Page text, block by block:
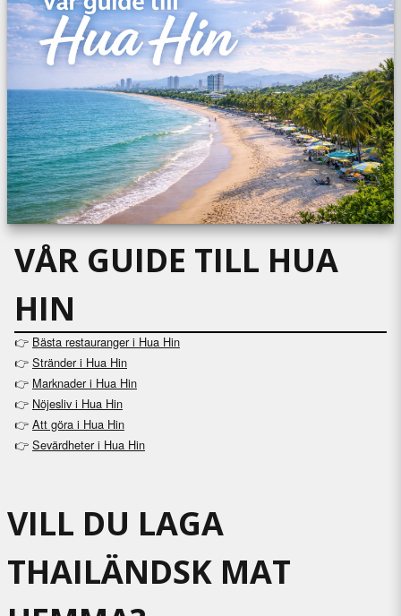
VÅR GUIDE TILL HUA
HIN
👉 Bästa restauranger i Hua Hin
👉 Stränder i Hua Hin
👉 Marknader i Hua Hin
👉 Nöjesliv i Hua Hin
👉 Att göra i Hua Hin
👉 Sevärdheter i Hua Hin
VILL DU LAGA
THAILÄNDSK MAT